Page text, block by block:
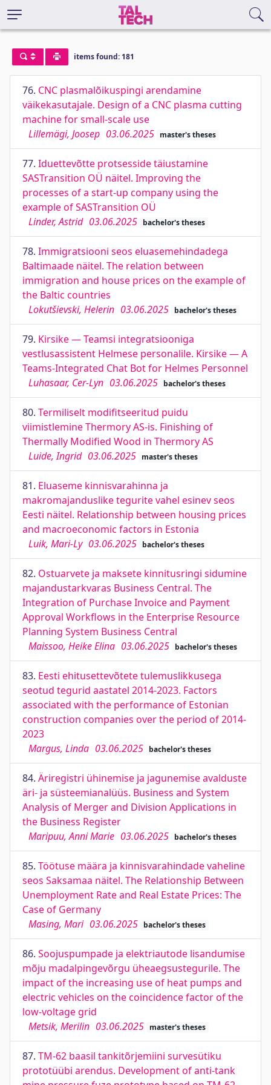
items found: 181
76. CNC plasmalõikuspingi arendamine
väikekasutajale. Design of a CNC plasma cutting
machine for small-scale use
Lillemägi, Joosep 03.06.2025 master's theses
77. Iduettevõtte protsesside täiustamine
SASTransition OÜ näitel. Improving the
processes of a start-up company using the
example of SASTransition OÜ
Linder, Astrid 03.06.2025 bachelor's theses
78. Immigratsiooni seos eluasemehindadega
Baltimaade näitel. The relation between
immigration and house prices on the example of
the Baltic countries
Lokutšievski, Helerin 03.06.2025 bachelor's theses
79. Kirsike — Teamsi integratsiooniga
vestlusassistent Helmese personalile. Kirsike — A
Teams-Integrated Chat Bot for Helmes Personnel
Luhasaar, Cer-Lyn 03.06.2025 bachelor's theses
80. Termiliselt modifitseeritud puidu
viimistlemine Thermory AS-is. Finishing of
Thermally Modified Wood in Thermory AS
Luide, Ingrid 03.06.2025 master's theses
81. Eluaseme kinnisvarahinna ja
makromajanduslike tegurite vahel esinev seos
Eesti näitel. Relationship between housing prices
and macroeconomic factors in Estonia
Luik, Mari-Ly 03.06.2025 bachelor's theses
82. Ostuarvete ja maksete kinnitusringi sidumine
majandustarkvaras Business Central. The
Integration of Purchase Invoice and Payment
Approval Workflows in the Enterprise Resource
Planning System Business Central
Maissoo, Heike Elina 03.06.2025 bachelor's theses
83. Eesti ehitusettevõtete tulemuslikkusega
seotud tegurid aastatel 2014-2023. Factors
associated with the performance of Estonian
construction companies over the period of 2014-
2023
Margus, Linda 03.06.2025 bachelor's theses
84. Äriregistri ühinemise ja jagunemise avalduste
äri- ja süsteemianalüüs. Business and System
Analysis of Merger and Division Applications in
the Business Register
Maripuu, Anni Marie 03.06.2025 bachelor's theses
85. Töötuse määra ja kinnisvarahindade vaheline
seos Saksamaa näitel. The Relationship Between
Unemployment Rate and Real Estate Prices: The
Case of Germany
Masing, Mari 03.06.2025 bachelor's theses
86. Soojuspumpade ja elektriautode lisandumise
mõju madalpingevõrgu üheaegsustegurile. The
impact of the increasing use of heat pumps and
electric vehicles on the coincidence factor of the
low-voltage grid
Metsik, Merilin 03.06.2025 master's theses
87. TM-62 baasil tankitõrjemiini survesütiku
prototüübi arendus. Development of anti-tank